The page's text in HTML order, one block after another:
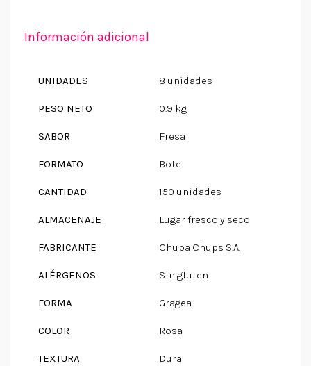
Información adicional
UNIDADES 8 unidades
PESO NETO 0.9 kg
SABOR Fresa
FORMATO Bote
CANTIDAD 150 unidades
ALMACENAJE Lugar fresco y seco
FABRICANTE Chupa Chups S.A.
ALÉRGENOS Sin gluten
FORMA Gragea
COLOR Rosa
TEXTURA Dura